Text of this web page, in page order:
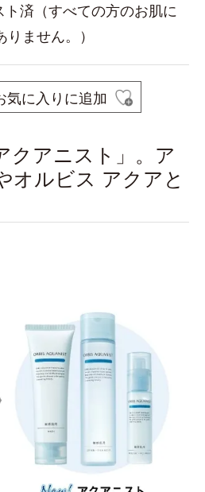
済（すべての方のお肌に
ません。）
気に入りに追加
クアニスト」。ア
オルビス アクアと